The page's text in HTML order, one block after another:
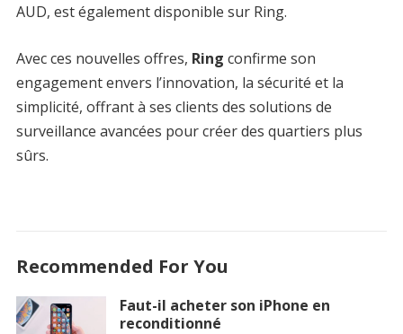
AUD, est également disponible sur Ring.
Avec ces nouvelles offres, Ring confirme son
engagement envers l’innovation, la sécurité et la
simplicité, offrant à ses clients des solutions de
surveillance avancées pour créer des quartiers plus
sûrs.
Recommended For You
Faut-il acheter son iPhone en
reconditionné